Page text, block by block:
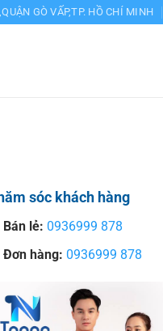
GÒ VẤP,TP. HỒ CHÍ MINH
sóc khách hàng
Bán lẻ: 0936999 878
Đơn hàng: 0936999 878